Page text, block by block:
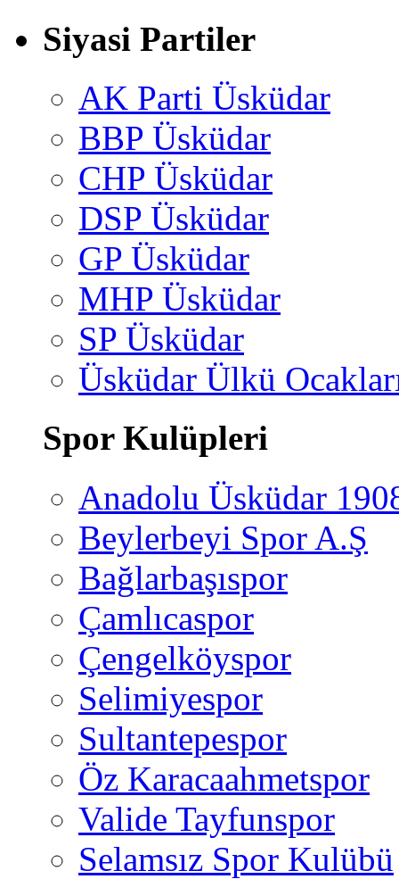
Siyasi Partiler
AK Parti Üsküdar
BBP Üsküdar
CHP Üsküdar
DSP Üsküdar
GP Üsküdar
MHP Üsküdar
SP Üsküdar
Üsküdar Ülkü
Spor Kulüpleri
Anadolu Üsküdar
Beylerbeyi Spor A.Ş
Bağlarbaşıspor
Çamlıcaspor
Çengelköyspor
Selimiyespor
Sultantepespor
Öz Karacaahmetspor
Valide Tayfunspor
Selamsız Spor Kulübü